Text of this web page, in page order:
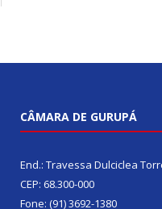
CÂMARA DE GURUPÁ
End.: Travessa Dulciclea
CEP: 68.300-000
Fone: (91) 3692-1380